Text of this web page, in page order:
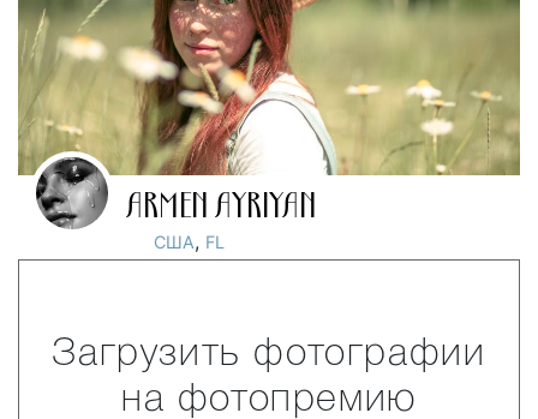
ARMEN AYRIYAN
США, FL
Загрузить фотографии
на фотопремию